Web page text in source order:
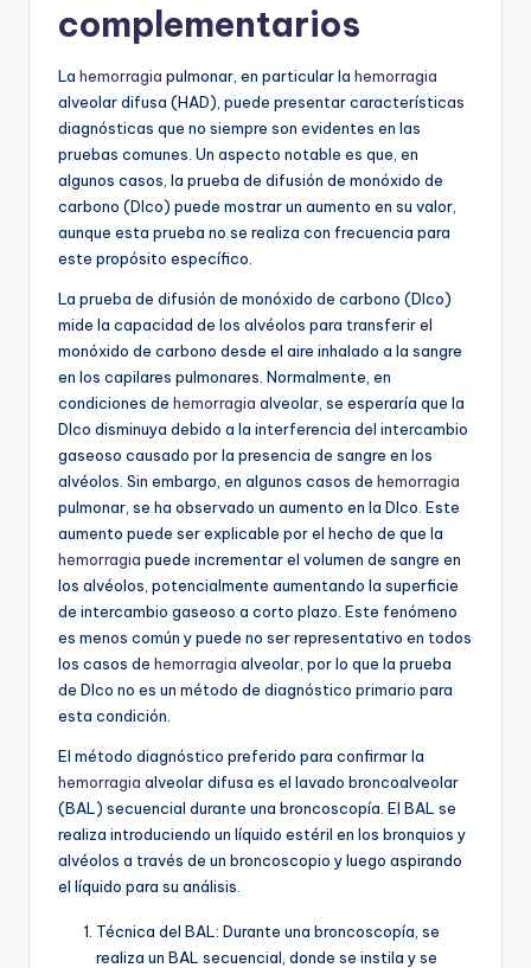
complementarios
La hemorragia pulmonar, en particular la hemorragia
alveolar difusa (HAD), puede presentar características
diagnósticas que no siempre son evidentes en las
pruebas comunes. Un aspecto notable es que, en
algunos casos, la prueba de difusión de monóxido de
carbono (Dlco) puede mostrar un aumento en su valor,
aunque esta prueba no se realiza con frecuencia para
este propósito específico.
La prueba de difusión de monóxido de carbono (Dlco)
mide la capacidad de los alvéolos para transferir el
monóxido de carbono desde el aire inhalado a la sangre
en los capilares pulmonares. Normalmente, en
condiciones de hemorragia alveolar, se esperaría que la
Dlco disminuya debido a la interferencia del intercambio
gaseoso causado por la presencia de sangre en los
alvéolos. Sin embargo, en algunos casos de hemorragia
pulmonar, se ha observado un aumento en la Dlco. Este
aumento puede ser explicable por el hecho de que la
hemorragia puede incrementar el volumen de sangre en
los alvéolos, potencialmente aumentando la superficie
de intercambio gaseoso a corto plazo. Este fenómeno
es menos común y puede no ser representativo en todos
los casos de hemorragia alveolar, por lo que la prueba
de Dlco no es un método de diagnóstico primario para
esta condición.
El método diagnóstico preferido para confirmar la
hemorragia alveolar difusa es el lavado broncoalveolar
(BAL) secuencial durante una broncoscopía. El BAL se
realiza introduciendo un líquido estéril en los bronquios y
alvéolos a través de un broncoscopio y luego aspirando
el líquido para su análisis.
Técnica del BAL: Durante una broncoscopía, se
realiza un BAL secuencial, donde se instila y se